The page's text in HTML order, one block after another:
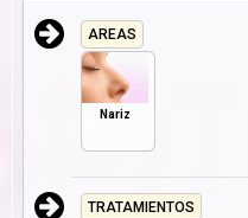
AREAS
Nariz
TRATAMIENTOS